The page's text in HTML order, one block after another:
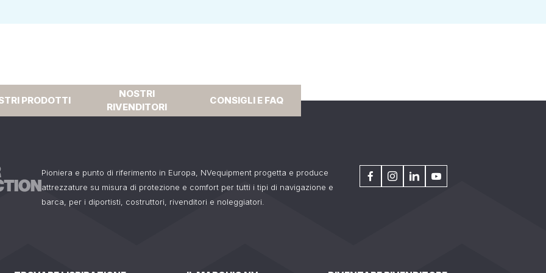
PRODOTTI
NOSTRI
RIVENDITORI
CONSIGLI E FAQ
Pioniera e punto di riferimento in Europa, NVequipment progetta e produce
attrezzature su misura di protezione e comfort per tutti i tipi di navigazione e
barca, per i diportisti, costruttori, rivenditori e noleggiatori.